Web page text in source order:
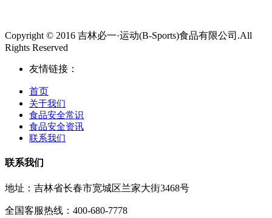
Copyright © 2016 吉林必一·运动(B-Sports)食品有限公司.All
Rights Reserved
友情链接：
首页
关于我们
食品安全常识
食品安全资讯
联系我们
联系我们
地址：吉林省长春市宽城区兰家大街3468号
全国客服热线：400-680-7778